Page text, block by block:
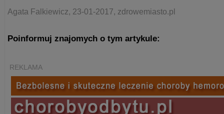
Agata Falkiewicz, 23-01-2017, zdrowemiasto.pl
Poinformuj znajomych o tym artykule:
REKLAMA